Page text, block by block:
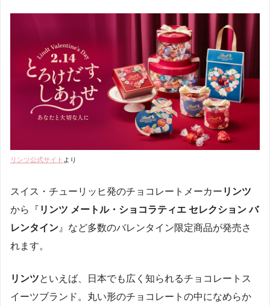
リンツ公式サイト より
スイス・チューリッヒ発のチョコレートメーカー リンツ
から『 リンツ メートル・ショコラティエ セレクション バ
レンタイン 』など多数のバレンタイン限定商品が発売さ
れます。
リンツといえば、日本でも広く知られるチョコレートス
イーツブランド。丸い形のチョコレートの中になめらか